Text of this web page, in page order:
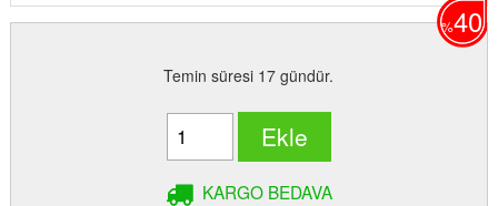
%40
Temin süresi 17 gündür.
Ekle
KARGO BEDAVA